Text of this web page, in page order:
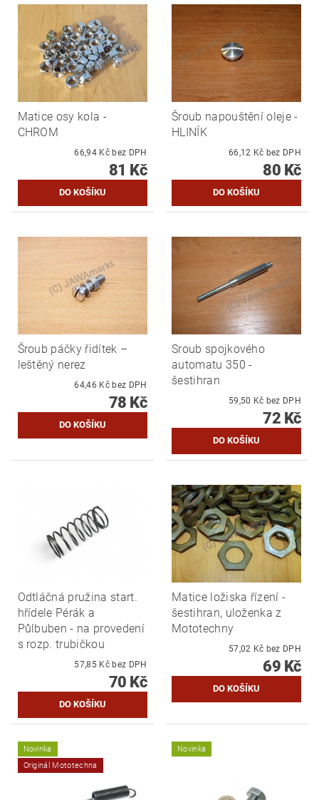
Matice osy kola -
CHROM
66,94 Kč bez DPH
81 Kč
Šroub napouštění oleje -
HLINÍK
66,12 Kč bez DPH
80 Kč
Šroub páčky řidítek –
leštěný nerez
64,46 Kč bez DPH
78 Kč
Sroub spojkového
automatu 350 -
šestihran
59,50 Kč bez DPH
72 Kč
Odtláčná pružina start.
hřídele Pérák a
Půlbuben - na provedení
s rozp. trubičkou
57,85 Kč bez DPH
70 Kč
Matice ložiska řízení -
šestihran, uloženka z
Mototechny
57,02 Kč bez DPH
69 Kč
Novinka
Originál Mototechna
Novinka